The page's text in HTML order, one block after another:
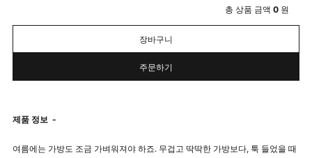
총 상품 금액 0 원
장바구니
주문하기
제품 정보 -
여름에는 가방도 조금 가벼워져야 하죠. 무겁고 딱딱한 가방보다, 툭 들었을 때